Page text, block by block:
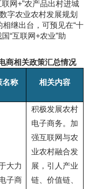
网+”农产品出村进城
字农业农村发展规划
继出台，可预见在“十
“互联网+农业”助
商相关政策汇总情况
名称 相关内容
大力
子商
积极发展农村
电子商务。加
强互联网与农
业农村融合发
展，引人产业
链、价值链、